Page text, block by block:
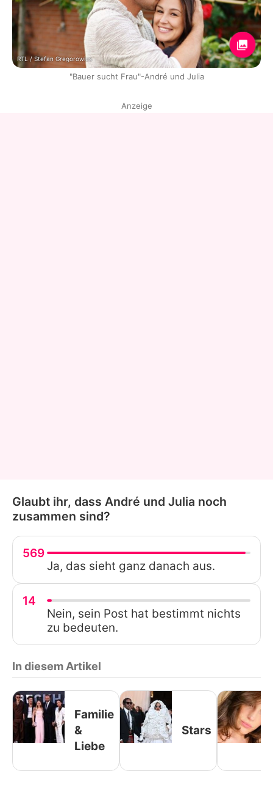
RTL / Stefan Gregorowius
"Bauer sucht Frau"-André und Julia
Anzeige
Glaubt ihr, dass André und Julia noch
zusammen sind?
569
Ja, das sieht ganz danach aus.
14
Nein, sein Post hat bestimmt nichts
zu bedeuten.
In diesem Artikel
Familie
&
Liebe
Stars